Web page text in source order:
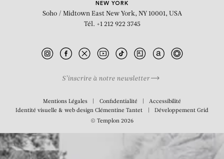
A Ghost Story
NEW YORK
Soho / Midtown East New York, NY 10001, USA
Tél. +1 212 922 3745
S’inscrire à notre newsletter
Mentions Légales Confidentialité
Accessibilité
Identité visuelle & web designClémentine Tantet Développement Grid
© Templon 2026